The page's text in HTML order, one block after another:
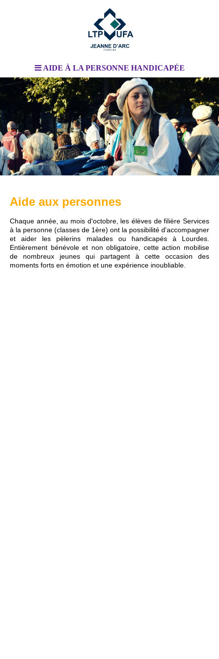
AIDE À LA PERSONNE HANDICAPÉE
.
.
Aide aux personnes
Chaque année, au mois d'octobre, les élèves de filière Services
à la personne (classes de 1ère) ont la possibilité d'accompagner
et aider les pèlerins malades ou handicapés à Lourdes.
Entièrement bénévole et non obligatoire, cette action mobilise
de nombreux jeunes qui partagent à cette occasion des
moments forts en émotion et une expérience inoubliable.